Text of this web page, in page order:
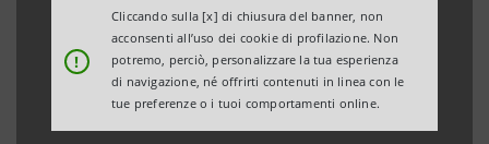
!
Cliccando sulla [x] di chiusura del banner, non
acconsenti all’uso dei cookie di profilazione. Non
potremo, perciò, personalizzare la tua esperienza
di navigazione, né offrirti contenuti in linea con le
tue preferenze o i tuoi comportamenti online.
prende atto dell’annuncio effettuato oggi dall’Autorità
Bancaria Europea in merito alle informazioni del
EU-wide Transparency Exercise.
Informazioni di background sull’EU-wide